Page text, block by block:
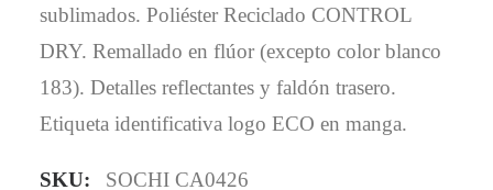
sublimados. Poliéster Reciclado CONTROL
DRY. Remallado en flúor (excepto color blanco
183). Detalles reflectantes y faldón trasero.
Etiqueta identificativa logo ECO en manga.
SKU:
SOCHI CA0426